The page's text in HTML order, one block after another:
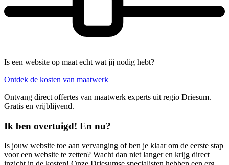
Is een website op maat echt wat jij nodig hebt?
Ontdek de kosten van maatwerk
Ontvang direct offertes van maatwerk experts uit regio Driesum.
Gratis en vrijblijvend.
Ik ben overtuigd! En nu?
Is jouw website toe aan vervanging of ben je klaar om de eerste stap
voor een website te zetten? Wacht dan niet langer en krijg direct